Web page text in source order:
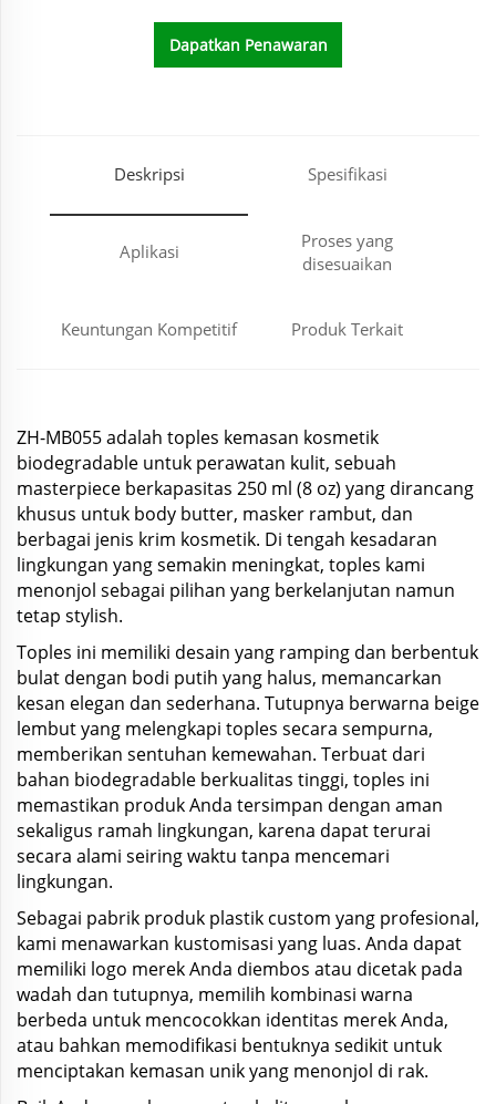
Dapatkan Penawaran
Deskripsi Spesifikasi
Aplikasi
Proses yang
disesuaikan
Keuntungan Kompetitif Produk Terkait
ZH-MB055 adalah toples kemasan kosmetik
biodegradable untuk perawatan kulit, sebuah
masterpiece berkapasitas 250 ml (8 oz) yang dirancang
khusus untuk body butter, masker rambut, dan
berbagai jenis krim kosmetik. Di tengah kesadaran
lingkungan yang semakin meningkat, toples kami
menonjol sebagai pilihan yang berkelanjutan namun
tetap stylish.
Toples ini memiliki desain yang ramping dan berbentuk
bulat dengan bodi putih yang halus, memancarkan
kesan elegan dan sederhana. Tutupnya berwarna beige
lembut yang melengkapi toples secara sempurna,
memberikan sentuhan kemewahan. Terbuat dari
bahan biodegradable berkualitas tinggi, toples ini
memastikan produk Anda tersimpan dengan aman
sekaligus ramah lingkungan, karena dapat terurai
secara alami seiring waktu tanpa mencemari
lingkungan.
Sebagai pabrik produk plastik custom yang profesional,
kami menawarkan kustomisasi yang luas. Anda dapat
memiliki logo merek Anda diembos atau dicetak pada
wadah dan tutupnya, memilih kombinasi warna
berbeda untuk mencocokkan identitas merek Anda,
atau bahkan memodifikasi bentuknya sedikit untuk
menciptakan kemasan unik yang menonjol di rak.